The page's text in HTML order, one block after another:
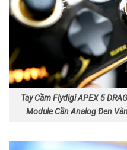
Tay Cầm Flydigi APEX 5
Module Cần Analog Đen